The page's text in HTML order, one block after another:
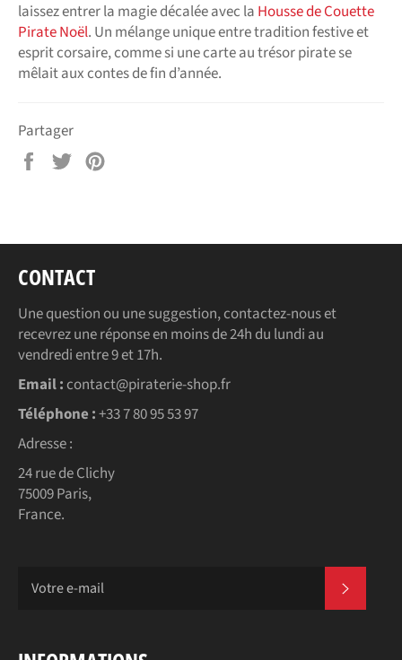
laissez entrer la magie décalée avec la Housse de Couette
Pirate Noël. Un mélange unique entre tradition festive et
esprit corsaire, comme si une carte au trésor pirate se
mêlait aux contes de fin d’année.
Partager
PartagerTweeter
CONTACT
Une question ou une suggestion, contactez-nous et
recevrez une réponse en moins de 24h du lundi au
vendredi entre 9 et 17h.
Email : contact@piraterie-shop.fr
Téléphone :+33 7 80 95 53 97
Adresse :
24 rue de Clichy
75009 Paris,
France.